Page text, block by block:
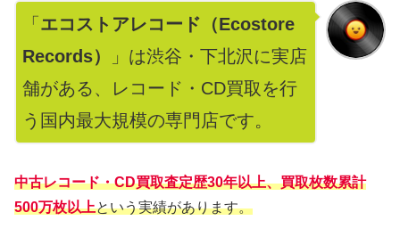
「 エコストアレコード（Ecostore
Records）
」は渋谷・下北沢に実店
舗がある、レコード・CD買取を行
う国内最大規模の専門店です。
中古レコード・CD買取査定歴30年以上、買取枚数累計
500万枚以上という実績があります。